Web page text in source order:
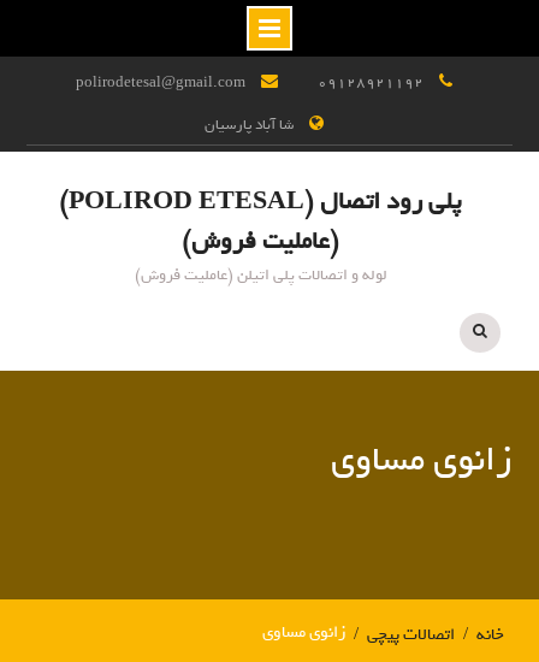
09128921192
polirodetesal@gmail.com
شا آباد پارسیان
پلی رود اتصال (POLIROD ETESAL)
(عاملیت فروش)
لوله و اتصالات پلی اتیلن (عاملیت فروش)
زانوی مساوی
خانه اتصالات پیچی زانوی مساوی